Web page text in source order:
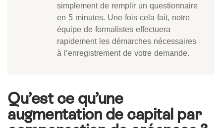
simplement de remplir un questionnaire
en 5 minutes. Une fois cela fait, notre
équipe de formalistes effectuera
rapidement les démarches nécessaires
à l’enregistrement de votre demande.
Qu’est ce qu’une
augmentation de capital par